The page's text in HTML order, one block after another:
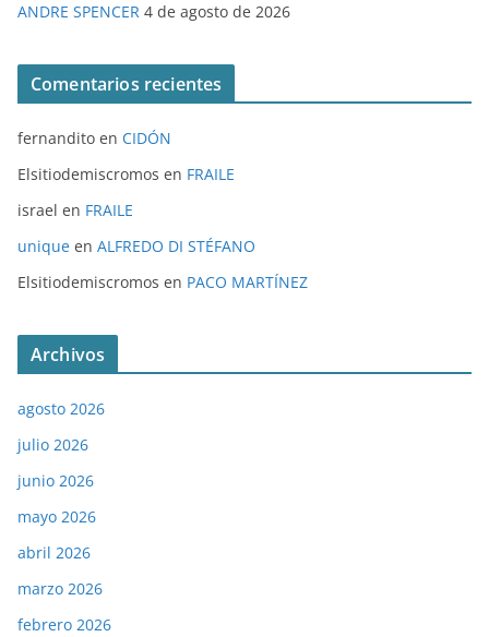
ANDRE SPENCER 4 de agosto de 2026
Comentarios recientes
fernandito en CIDÓN
Elsitiodemiscromos en FRAILE
israel en FRAILE
unique en ALFREDO DI STÉFANO
Elsitiodemiscromos en PACO MARTÍNEZ
Archivos
agosto 2026
julio 2026
junio 2026
mayo 2026
abril 2026
marzo 2026
febrero 2026